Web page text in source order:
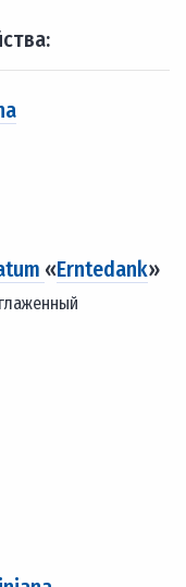
«Erntedank»